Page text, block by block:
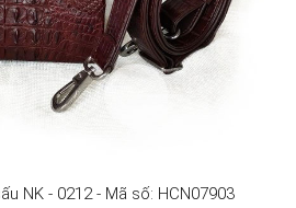
NK - 0212 - Mã số: HCN07903